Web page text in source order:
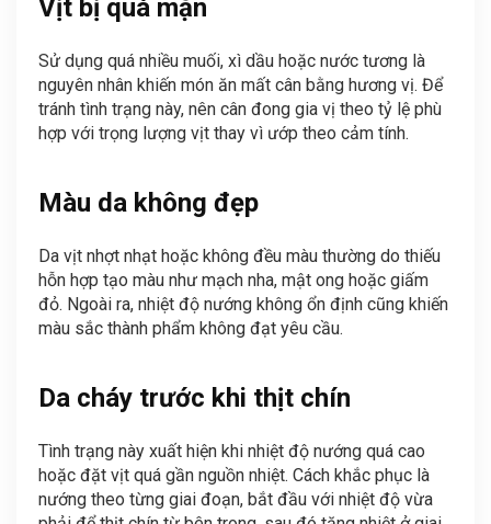
Vịt bị quá mặn
Sử dụng quá nhiều muối, xì dầu hoặc nước tương là
nguyên nhân khiến món ăn mất cân bằng hương vị. Để
tránh tình trạng này, nên cân đong gia vị theo tỷ lệ phù
hợp với trọng lượng vịt thay vì ướp theo cảm tính.
Màu da không đẹp
Da vịt nhợt nhạt hoặc không đều màu thường do thiếu
hỗn hợp tạo màu như mạch nha, mật ong hoặc giấm
đỏ. Ngoài ra, nhiệt độ nướng không ổn định cũng khiến
màu sắc thành phẩm không đạt yêu cầu.
Da cháy trước khi thịt chín
Tình trạng này xuất hiện khi nhiệt độ nướng quá cao
hoặc đặt vịt quá gần nguồn nhiệt. Cách khắc phục là
nướng theo từng giai đoạn, bắt đầu với nhiệt độ vừa